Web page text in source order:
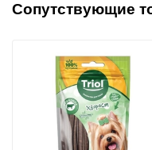
Сопутствующие